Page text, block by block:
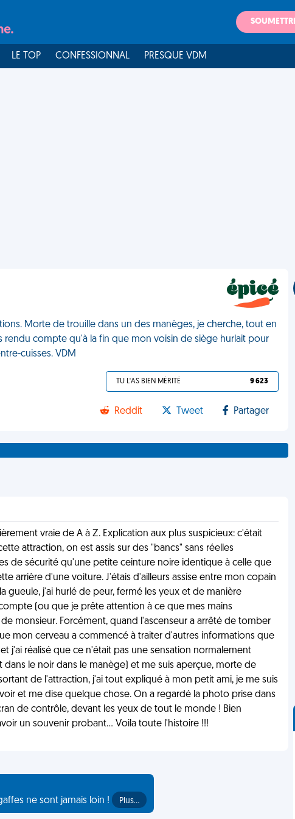
LE TOP CONFESSIONNAL PRESQUE VDM
Morte de trouille dans un des manèges, je cherche, tout en
rendu compte qu'à la fin que mon voisin de siège hurlait pour
cuisses. VDM
TU L'AS BIEN MÉRITÉ 9 623
Reddit Tweet Partager
vraie de A à Z. Explication aux plus suspicieux: c'était
attraction, on est assis sur des "bancs" sans réelles
de sécurité qu'une petite ceinture noire identique à celle que
arrière d'une voiture. J'étais d'ailleurs assise entre mon copain
gueule, j'ai hurlé de peur, fermé les yeux et de manière
(ou que je prête attention à ce que mes mains
monsieur. Forcément, quand l'ascenseur a arrêté de tomber
mon cerveau a commencé à traiter d'autres informations que
j'ai réalisé que ce n'était pas une sensation normalement
le noir dans le manège) et me suis aperçue, morte de
de l'attraction, j'ai tout expliqué à mon petit ami, je me suis
et me dise quelque chose. On a regardé la photo prise dans
de contrôle, devant les yeux de tout le monde ! Bien
un souvenir probant... Voila toute l'histoire !!!
ne sont jamais loin !
Plus…